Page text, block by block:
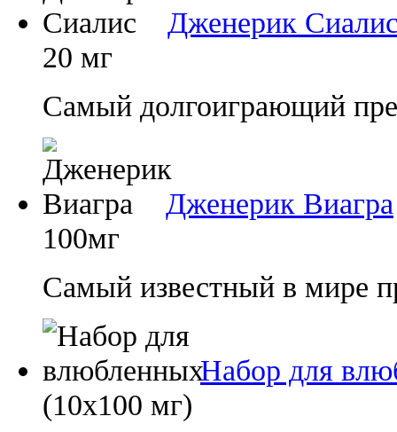
Дженерик
20 мг
Самый долгоиграющий
Дженерик Виагра
100мг
Самый известный в мире
Набор для
(10х100 мг)